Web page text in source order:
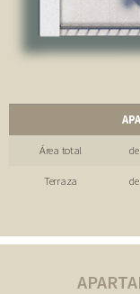
Área total de
Terraza de